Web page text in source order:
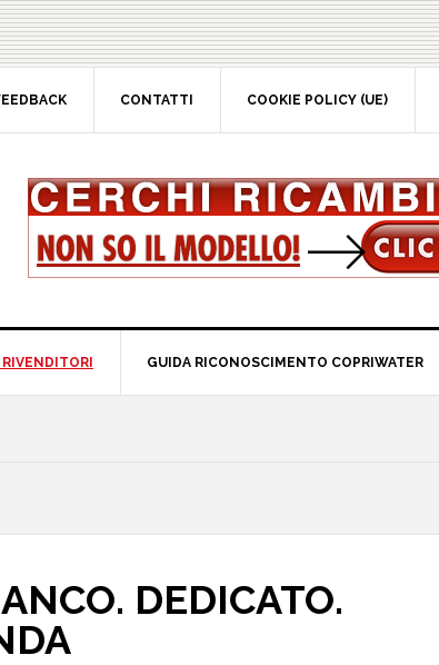
CONTATTI COOKIE POLICY (UE)
GUIDA RICONOSCIMENTO COPRIWATER
DEDICATO.